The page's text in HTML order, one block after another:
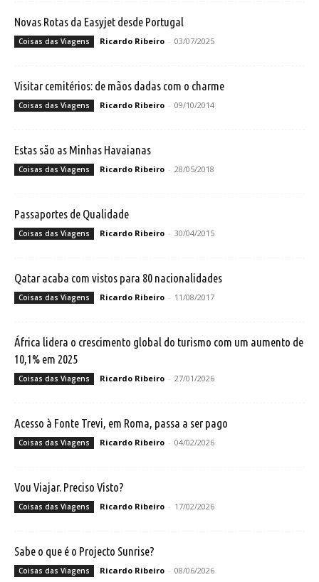
Novas Rotas da Easyjet desde Portugal
Coisas das Viagens Ricardo Ribeiro - 03/07/2025
Visitar cemitérios: de mãos dadas com o charme
Coisas das Viagens Ricardo Ribeiro - 09/10/2014
Estas são as Minhas Havaianas
Coisas das Viagens Ricardo Ribeiro - 28/05/2018
Passaportes de Qualidade
Coisas das Viagens Ricardo Ribeiro - 30/04/2015
Qatar acaba com vistos para 80 nacionalidades
Coisas das Viagens Ricardo Ribeiro - 11/08/2017
África lidera o crescimento global do turismo com um aumento de
10,1% em 2025
Coisas das Viagens Ricardo Ribeiro - 27/01/2026
Acesso à Fonte Trevi, em Roma, passa a ser pago
Coisas das Viagens Ricardo Ribeiro - 04/02/2026
Vou Viajar. Preciso Visto?
Coisas das Viagens Ricardo Ribeiro - 17/02/2026
Sabe o que é o Projecto Sunrise?
Coisas das Viagens Ricardo Ribeiro - 08/06/2026